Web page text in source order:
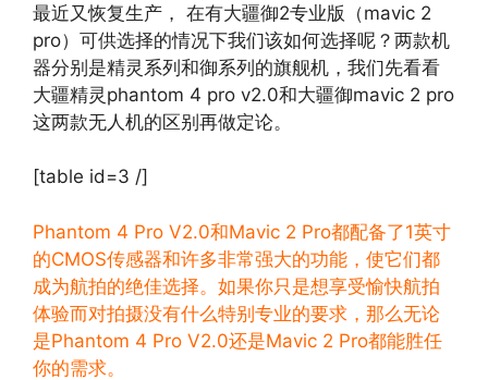
最近又恢复生产， 在有大疆御2专业版（mavic 2
pro）可供选择的情况下我们该如何选择呢？两款机
器分别是精灵系列和御系列的旗舰机，我们先看看
大疆精灵phantom 4 pro v2.0和大疆御mavic 2 pro
这两款无人机的区别再做定论。
[table id=3 /]
Phantom 4 Pro V2.0和Mavic 2 Pro都配备了1英寸
的CMOS传感器和许多非常强大的功能，使它们都
成为航拍的绝佳选择。如果你只是想享受愉快航拍
体验而对拍摄没有什么特别专业的要求，那么无论
是Phantom 4 Pro V2.0还是Mavic 2 Pro都能胜任
你的需求。